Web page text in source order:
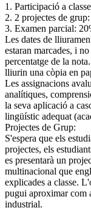
1. Participació a
2. 2 projectes de
3. Examen parcial:
Les dates de
estaran marcades, i
percentatge de la
lliurin una còpia en
Les assignacions
analítiques,
la seva aplicació a
lingüístic adequat
Projectes de Grup:
S'espera que els
projectes, els
es presentarà un
multinacional que
explicades a classe.
pugui aproximar com
industrial.